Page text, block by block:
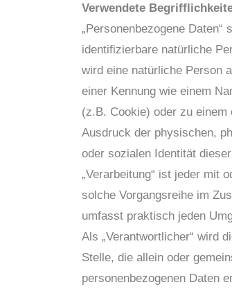
Verwendete
„Personenbezogene
identifizierbare natürliche
wird eine natürliche Person
einer Kennung wie einem
(z.B. Cookie) oder zu
Ausdruck der physischen,
oder sozialen Identität
„Verarbeitung“ ist jeder mit
solche Vorgangsreihe im
umfasst praktisch jeden
Als „Verantwortlicher“ wird
Stelle, die allein oder
personenbezogenen Daten